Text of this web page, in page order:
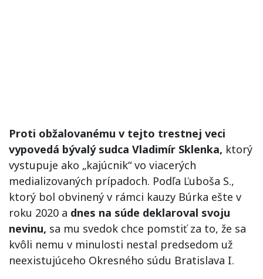
Proti obžalovanému v tejto trestnej veci
vypovedá bývalý sudca Vladimír Sklenka, ktorý
vystupuje ako „kajúcnik“ vo viacerých
medializovaných prípadoch. Podľa Ľuboša S.,
ktorý bol obvinený v rámci kauzy Búrka ešte v
roku 2020 a dnes na súde deklaroval svoju
nevinu, sa mu svedok chce pomstiť za to, že sa
kvôli nemu v minulosti nestal predsedom už
neexistujúceho Okresného súdu Bratislava I.